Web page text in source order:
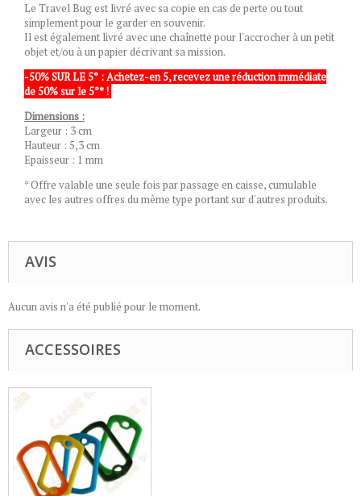
Le Travel Bug est livré avec sa copie en cas de perte ou tout
simplement pour le garder en souvenir.
Il est également livré avec une chaînette pour l'accrocher à un petit
objet et/ou à un papier décrivant sa mission.
-50% SUR LE 5° : Achetez-en 5, recevez une réduction immédiate
de 50% sur le 5°* !
Dimensions :
Largeur : 3 cm
Hauteur : 5,3 cm
Epaisseur : 1 mm
* Offre valable une seule fois par passage en caisse, cumulable
avec les autres offres du même type portant sur d'autres produits.
AVIS
Aucun avis n'a été publié pour le moment.
ACCESSOIRES